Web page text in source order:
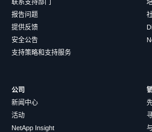
联系支持部门
报告问题
提供反馈
安全公告
支持策略和支持服务
公司
新闻中心
活动
NetApp Insight